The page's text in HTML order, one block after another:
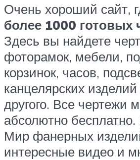
Очень хороший сайт,
более 1000 готовых
Здесь вы найдете
фоторамок, мебели,
корзинок, часов,
канцелярских изделий
другого. Все чертежи
абсолютно
Мир фанерных
интересные видео и